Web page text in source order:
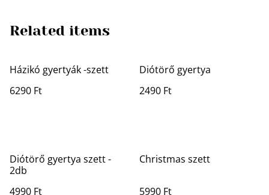
Related items
Házikó gyertyák -szett
6290 Ft
Diótörő gyertya
2490 Ft
Diótörő gyertya szett -
2db
4990 Ft
Christmas szett
5990 Ft